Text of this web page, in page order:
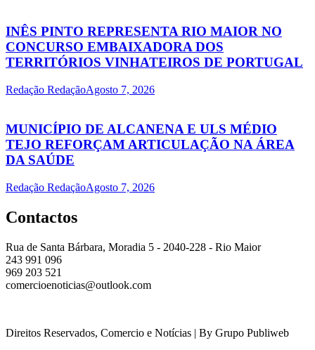
INÊS PINTO REPRESENTA RIO MAIOR NO
CONCURSO EMBAIXADORA DOS
TERRITÓRIOS VINHATEIROS DE PORTUGAL
Redação RedaçãoAgosto 7, 2026
MUNICÍPIO DE ALCANENA E ULS MÉDIO
TEJO REFORÇAM ARTICULAÇÃO NA ÁREA
DA SAÚDE
Redação RedaçãoAgosto 7, 2026
Contactos
Rua de Santa Bárbara, Moradia 5 - 2040-228 - Rio Maior
243 991 096
969 203 521
comercioenoticias@outlook.com
Direitos Reservados, Comercio e Notícias | By Grupo Publiweb